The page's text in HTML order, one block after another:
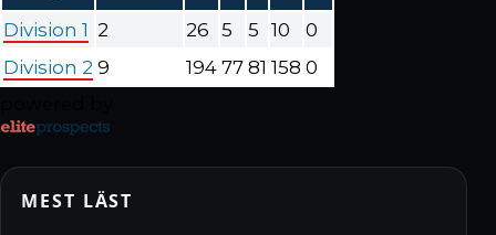
Division 1 2 26 5 5 10
0
Division 2 9 194 77 81 158 0
MEST LÄST